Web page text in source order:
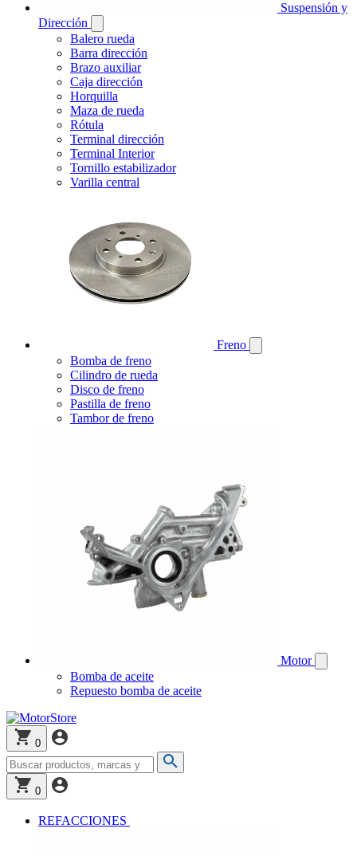
Suspensión y
Dirección
Balero rueda
Barra dirección
Brazo auxiliar
Caja dirección
Horquilla
Maza de rueda
Rótula
Terminal dirección
Terminal Interior
Tornillo estabilizador
Varilla central
Freno
Bomba de freno
Cilindro de rueda
Disco de freno
Pastilla de freno
Tambor de freno
Motor
Bomba de aceite
Repuesto bomba de aceite
0
0
REFACCIONES